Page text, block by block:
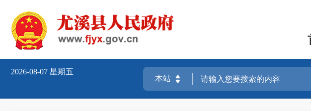
2026-08-07 星期五